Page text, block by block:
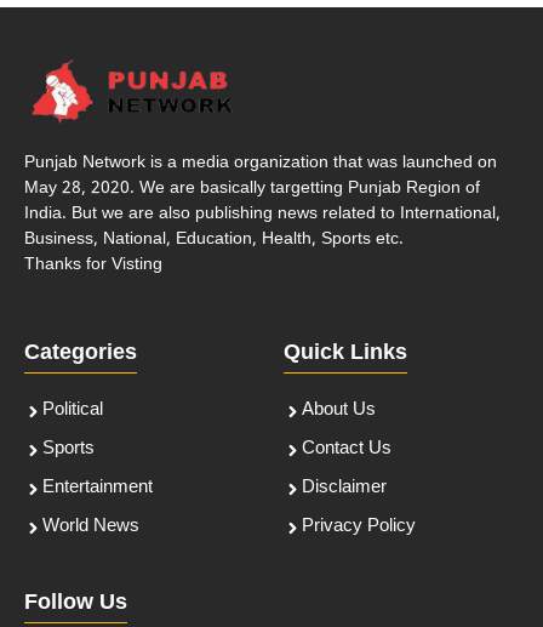
Punjab Network is a media organization that was launched on
May 28, 2020. We are basically targetting Punjab Region of
India. But we are also publishing news related to International,
Business, National, Education, Health, Sports etc.
Thanks for Visting
Categories
Political
Sports
Entertainment
World News
Quick Links
About Us
Contact Us
Disclaimer
Privacy Policy
Follow Us